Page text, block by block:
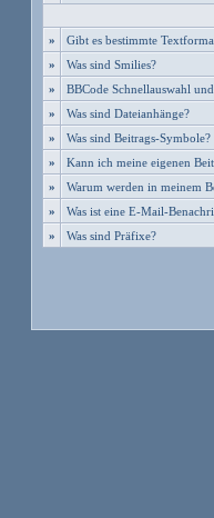
»
Gibt es bestimmte
»
Was sind Smilies?
»
BBCode Schnellauswahl
»
Was sind Dateianhänge?
»
Was sind Beitrags-Symbole?
»
Kann ich meine eigenen
»
Warum werden in meinem
»
Was ist eine E-Mail-
»
Was sind Präfixe?